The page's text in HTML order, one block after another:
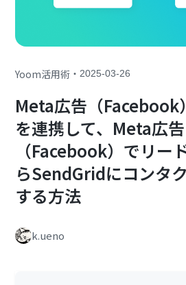
Yoom活用術 ・2025-03-26
Meta広告（
を連携して、Meta広告
（Facebook）でリー
らSendGridにコンタ
する方法
k.ueno